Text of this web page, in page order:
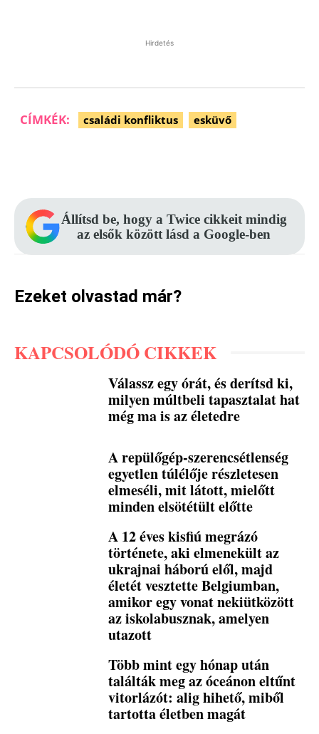
Hirdetés
CÍMKÉK: családi konfliktus esküvő
Állítsd be, hogy a Twice cikkeit mindig
az elsők között lásd a Google-ben
Ezeket olvastad már?
KAPCSOLÓDÓ CIKKEK
Válassz egy órát, és derítsd ki,
milyen múltbeli tapasztalat hat
még ma is az életedre
A repülőgép-szerencsétlenség
egyetlen túlélője részletesen
elmeséli, mit látott, mielőtt
minden elsötétült előtte
A 12 éves kisfiú megrázó
története, aki elmenekült az
ukrajnai háború elől, majd
életét vesztette Belgiumban,
amikor egy vonat nekiütközött
az iskolabusznak, amelyen
utazott
Több mint egy hónap után
találták meg az óceánon eltűnt
vitorlázót: alig hihető, miből
tartotta életben magát